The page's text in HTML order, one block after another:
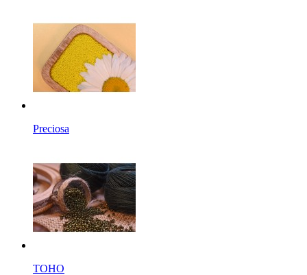
Preciosa
TOHO